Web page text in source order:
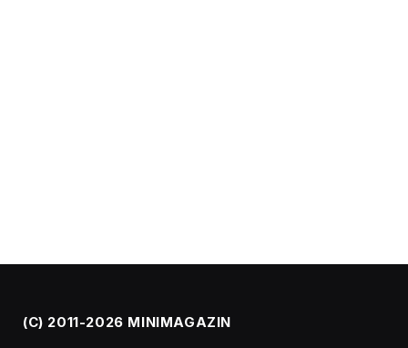
(C) 2011-2026 MINIMAGAZIN